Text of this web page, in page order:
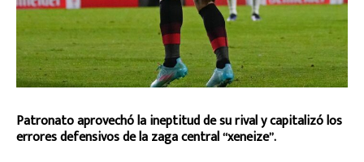
Patronato aprovechó la ineptitud de su rival y capitalizó los
errores defensivos de la zaga central “xeneize”.